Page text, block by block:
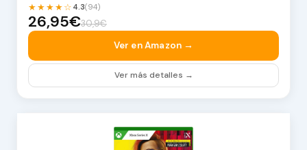
★★★★☆ 4.3(94)
26,95€30,9€
Ver en Amazon →
Ver más detalles →